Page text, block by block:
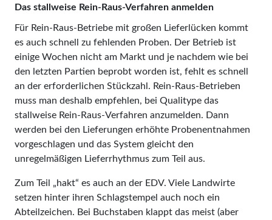
Das stallweise Rein-Raus-Verfahren anmelden
Für Rein-Raus-Betriebe mit großen Lieferlücken kommt
es auch schnell zu fehlenden Proben. Der Betrieb ist
einige Wochen nicht am Markt und je nachdem wie bei
den letzten Partien beprobt worden ist, fehlt es schnell
an der erforderlichen Stückzahl. Rein-Raus-Betrieben
muss man deshalb empfehlen, bei Qualitype das
stallweise Rein-Raus-Verfahren anzumelden. Dann
werden bei den Lieferungen erhöhte Probenentnahmen
vorgeschlagen und das System gleicht den
unregelmäßigen Lieferrhythmus zum Teil aus.
Zum Teil „hakt“ es auch an der EDV. Viele Landwirte
setzen hinter ihren Schlagstempel auch noch ein
Abteilzeichen. Bei Buchstaben klappt das meist (aber